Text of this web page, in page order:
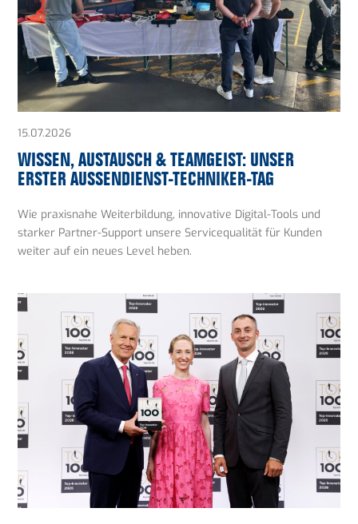
15.07.2026
WISSEN, AUSTAUSCH & TEAMGEIST: UNSER
ERSTER AUSSENDIENST-TECHNIKER-TAG
Wie praxisnahe Weiterbildung, innovative Digital-Tools und
starker Partner-Support unsere Servicequalität für Kunden
weiter auf ein neues Level heben.